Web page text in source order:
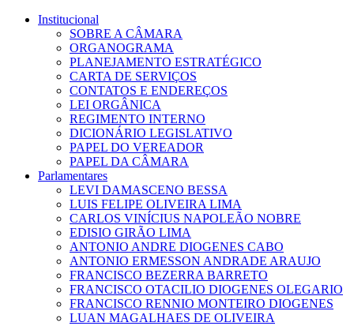
Institucional
SOBRE A CÂMARA
ORGANOGRAMA
PLANEJAMENTO ESTRATÉGICO
CARTA DE SERVIÇOS
CONTATOS E ENDEREÇOS
LEI ORGÂNICA
REGIMENTO INTERNO
DICIONÁRIO LEGISLATIVO
PAPEL DO VEREADOR
PAPEL DA CÂMARA
Parlamentares
LEVI DAMASCENO BESSA
LUIS FELIPE OLIVEIRA LIMA
CARLOS VINÍCIUS NAPOLEÃO NOBRE
EDISIO GIRÃO LIMA
ANTONIO ANDRE DIOGENES CABO
ANTONIO ERMESSON ANDRADE ARAUJO
FRANCISCO BEZERRA BARRETO
FRANCISCO OTACILIO DIOGENES OLEGARIO
FRANCISCO RENNIO MONTEIRO DIOGENES
LUAN MAGALHAES DE OLIVEIRA